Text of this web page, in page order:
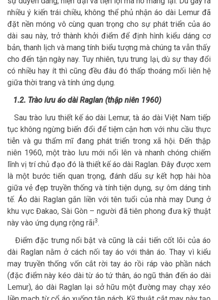
nhiều ý kiến trái chiều, không thể phủ nhận áo dài Lemur đã
đặt nền móng vô cùng quan trọng cho sự phát triển của áo
dài sau này, trở thành khởi điểm để định hình kiểu dáng cơ
bản, thanh lịch và mang tính biểu tượng mà chúng ta vẫn thấy
cho đến tận ngày nay. Tuy nhiên, tựu trung lại, dù sự thay đổi
có nhiều hay ít thì cũng đều đâu đó thấp thoáng mối liên hệ
giữa thời trang và tính ứng dụng.
1.2. Trào lưu áo dài Raglan (thập niên 1960)
Sau trào lưu thiết kế áo dài Lemur, tà áo dài Việt Nam tiếp
tục không ngừng biến đổi để tiệm cận hơn với nhu cầu thực
tiễn và gu thẩm mĩ đang phát triển trong xã hội. Đến thập
niên 1960, một trào lưu mới nổi lên và nhanh chóng chiếm
lĩnh vị trí chủ đạo đó là thiết kế áo dài Raglan. Đây được xem
là một bước tiến quan trọng, đánh dấu sự kết hợp hài hòa
giữa vẻ đẹp truyền thống và tính tiện dụng, sự ôm dáng tinh
tế. Áo dài Raglan gắn liền với tên tuổi của nhà may Dung ở
khu vực Đakao, Sài Gòn – người đã tiên phong đưa kỹ thuật
này vào ứng dụng rộng rãi3.
Điểm đặc trưng nổi bật và cũng là cải tiến cốt lõi của áo
dài Raglan nằm ở cách nối tay áo với thân áo. Thay vì kiểu
may truyền thống vốn cắt rời tay áo rồi ráp vào phần nách
(đặc điểm này kéo dài từ áo tứ thân, áo ngũ thân đến áo dài
Lemur), áo dài Raglan lại sở hữu một đường may chạy xéo